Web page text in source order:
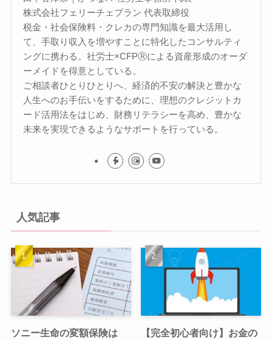
株式会社フェリーチェプラン 代表取締役
税金・社会保険料・クレカの専門知識を最大活用し
て、手取り収入を増やすことに特化したコンサルティ
ングに携わる。社労士×CFPⓇによる資産形成のオーダ
ーメイドを得意としている。
ご相談者ひとりひとりへ、経済的不安の解決と豊かな
人生へのお手伝いをするために、理想のクレジットカ
ード活用法をはじめ、財務リテラシーを高め、豊かな
未来を実現できるようなサポートを行っている。
人気記事
ソニー生命の変額保険は
【完全初心者向け】お金の